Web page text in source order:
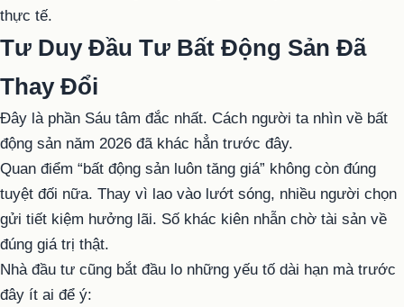
thực tế.
Tư Duy Đầu Tư Bất Động Sản Đã
Thay Đổi
Đây là phần Sáu tâm đắc nhất. Cách người ta nhìn về bất
động sản năm 2026 đã khác hẳn trước đây.
Quan điểm “bất động sản luôn tăng giá” không còn đúng
tuyệt đối nữa. Thay vì lao vào lướt sóng, nhiều người chọn
gửi tiết kiệm hưởng lãi. Số khác kiên nhẫn chờ tài sản về
đúng giá trị thật.
Nhà đầu tư cũng bắt đầu lo những yếu tố dài hạn mà trước
đây ít ai để ý: